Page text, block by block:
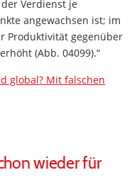
Verdienst je
angewachsen ist; im
Produktivität gegenüber
(Abb. 04099).“
global? Mit falschen
wieder für